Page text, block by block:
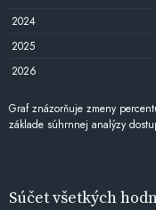
2024
2025
2026
Graf znázorňuje zmeny
základe súhrnnej analýzy
Súčet všetkých